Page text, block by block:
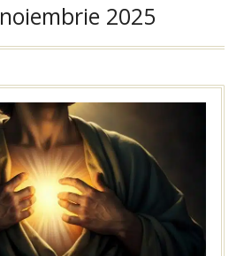
noiembrie 2025